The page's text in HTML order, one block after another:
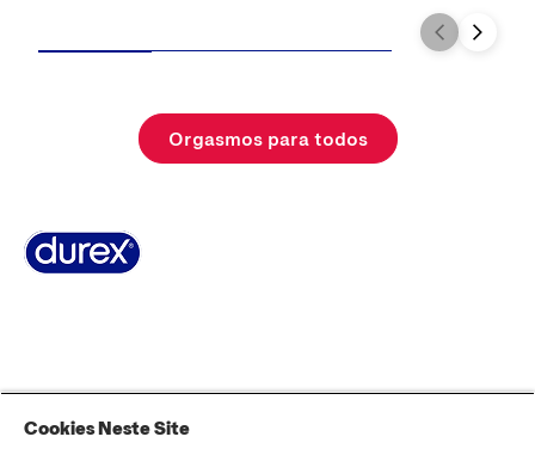
Orgasmos para todos
Cookies Neste Site